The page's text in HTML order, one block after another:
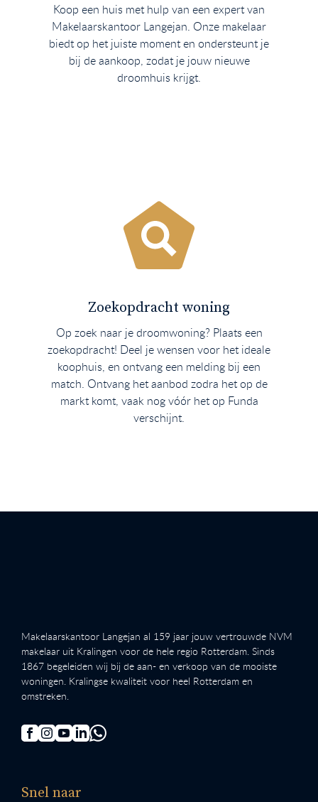
Koop een huis met hulp van een expert van
Makelaarskantoor Langejan. Onze makelaar
biedt op het juiste moment en ondersteunt je
bij de aankoop, zodat je jouw nieuwe
droomhuis krijgt.
Zoekopdracht woning
Op zoek naar je droomwoning? Plaats een
zoekopdracht! Deel je wensen voor het ideale
koophuis, en ontvang een melding bij een
match. Ontvang het aanbod zodra het op de
markt komt, vaak nog vóór het op Funda
verschijnt.
Makelaarskantoor Langejan al 159 jaar jouw vertrouwde NVM
makelaar uit Kralingen voor de hele regio Rotterdam. Sinds
1867 begeleiden wij bij de aan- en verkoop van de mooiste
woningen. Kralingse kwaliteit voor heel Rotterdam en
omstreken.
Snel naar